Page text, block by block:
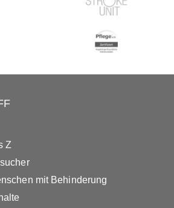
Z
mit Behinderung